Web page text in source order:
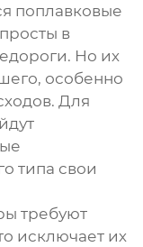
поплавковые
в
Но их
особенно
Для
типа свои
требуют
исключает их